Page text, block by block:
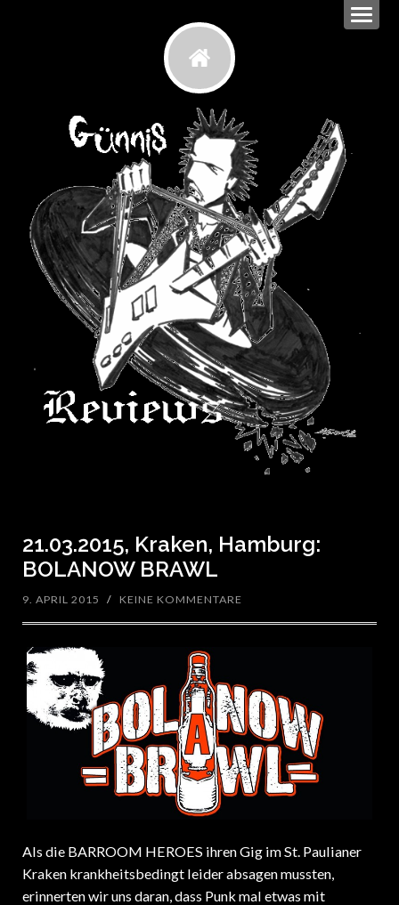
21.03.2015, Kraken, Hamburg:
BOLANOW BRAWL
9. APRIL 2015 / KEINE KOMMENTARE
Als die BARROOM HEROES ihren Gig im St. Paulianer
Kraken krankheitsbedingt leider absagen mussten,
erinnerten wir uns daran, dass Punk mal etwas mit